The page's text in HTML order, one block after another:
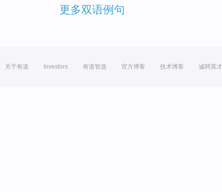
更多双语例句
关于有道 Investors 有道智选 官方博客 技术博客 诚聘英才